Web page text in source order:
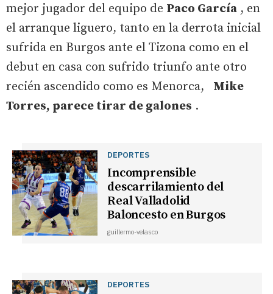
mejor jugador del equipo de Paco García , en
el arranque liguero, tanto en la derrota inicial
sufrida en Burgos ante el Tizona como en el
debut en casa con sufrido triunfo ante otro
recién ascendido como es Menorca, Mike
Torres, parece tirar de galones .
DEPORTES
Incomprensible
descarrilamiento del
Real Valladolid
Baloncesto en Burgos
guillermo-velasco
DEPORTES